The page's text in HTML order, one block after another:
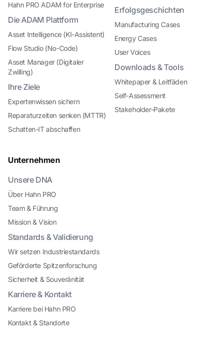
Hahn PRO ADAM for Enterprise
Die ADAM Plattform
Asset Intelligence (KI-Assistent)
Flow Studio (No-Code)
Asset Manager (Digitaler
Zwilling)
Ihre Ziele
Expertenwissen sichern
Reparaturzeiten senken (MTTR)
Schatten-IT abschaffen
Erfolgsgeschichten
Manufacturing Cases
Energy Cases
User Voices
Downloads & Tools
Whitepaper & Leitfäden
Self-Assessment
Stakeholder-Pakete
Unternehmen
Unsere DNA
Über Hahn PRO
Team & Führung
Mission & Vision
Standards & Validierung
Wir setzen Industriestandards
Geförderte Spitzenforschung
Sicherheit & Souveränität
Karriere & Kontakt
Karriere bei Hahn PRO
Kontakt & Standorte